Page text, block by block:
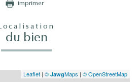
imprimer
du bien
Leaflet | © JawgMaps | © OpenStreetMap